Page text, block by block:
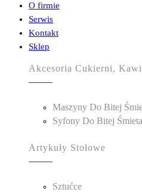
O firmie
Serwis
Kontakt
Sklep
Akcesoria Cukierni,
Maszyny Do Bitej
Syfony Do Bitej
Artykuły Stołowe
Sztućce